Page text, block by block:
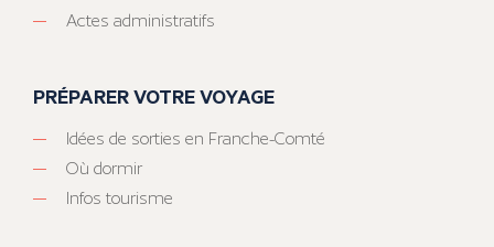
Actes administratifs
PRÉPARER VOTRE VOYAGE
Idées de sorties en Franche-Comté
Où dormir
Infos tourisme